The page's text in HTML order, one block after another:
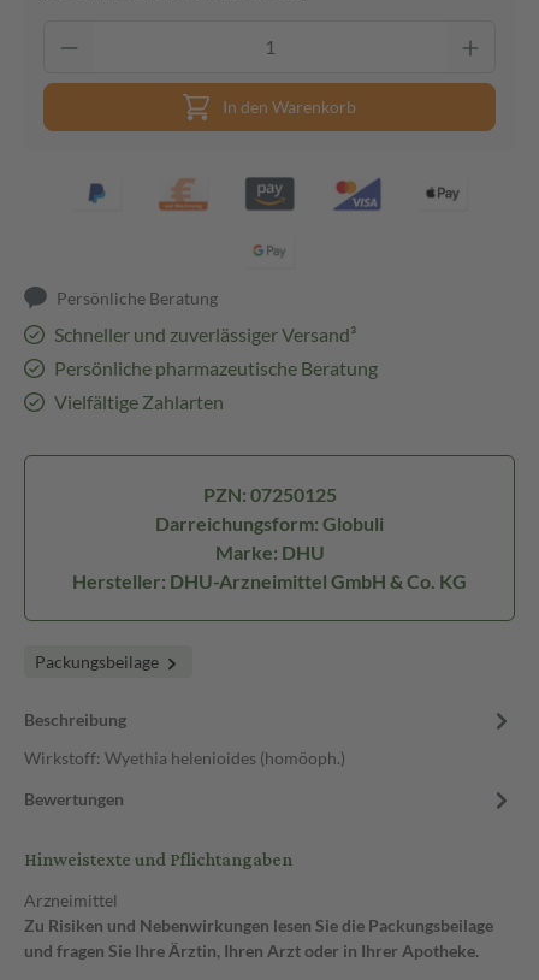
In den Warenkorb
Persönliche Beratung
Schneller und zuverlässiger Versand³
Persönliche pharmazeutische Beratung
Vielfältige Zahlarten
PZN: 07250125
Darreichungsform: Globuli
Marke: DHU
Hersteller: DHU-Arzneimittel GmbH & Co. KG
Packungsbeilage
Beschreibung
Wirkstoff: Wyethia helenioides (homöoph.)
Bewertungen
Hinweistexte und Pflichtangaben
Arzneimittel
Zu Risiken und Nebenwirkungen lesen Sie die Packungsbeilage
und fragen Sie Ihre Ärztin, Ihren Arzt oder in Ihrer Apotheke.